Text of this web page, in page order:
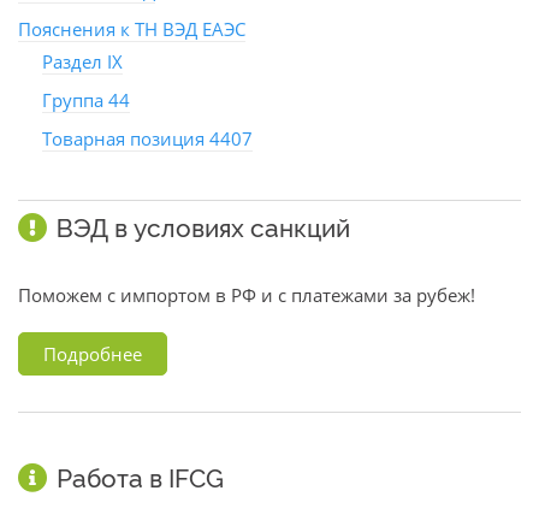
Пояснения к ТН ВЭД ЕАЭС
Раздел IX
Группа 44
Товарная позиция 4407
ВЭД в условиях санкций
Поможем с импортом в РФ и с платежами за рубеж!
Подробнее
Работа в IFCG